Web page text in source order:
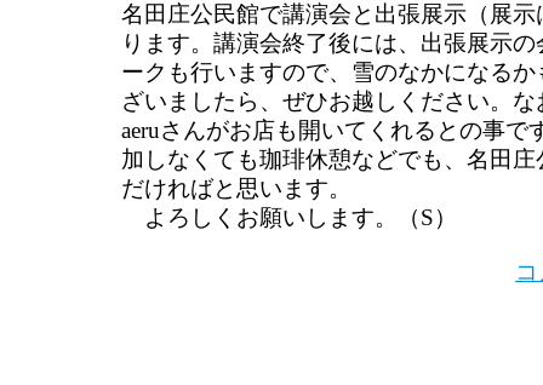
名田庄公民館で講演会と出張展示（展
ります。講演会終了後には、出張展示
ークも行いますので、雪のなかになる
ざいましたら、ぜひお越しください。な
aeruさんがお店も開いてくれるとの事で
加しなくても珈琲休憩などでも、名田
だければと思います。
よろしくお願いします。（S）